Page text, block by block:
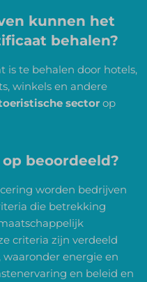
kunnen het
behalen?
is te behalen door hotels,
winkels en andere
sector op
beoordeeld?
worden bedrijven
die betrekking
criteria zijn verdeeld
, waaronder energie en
en beleid en